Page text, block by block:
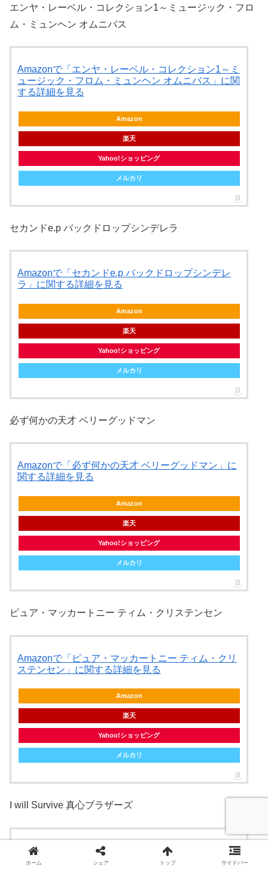
エンヤ・レーベル・コレクション1～ミュージック・フロ
ム・ミュンヘン オムニバス
Amazonで「エンヤ・レーベル・コレクション1～ミ
ュージック・フロム・ミュンヘン オムニバス」に関
する詳細を見る
Amazon
楽天
Yahoo!ショッピング
メルカリ
セカンドe.p バックドロップシンデレラ
Amazonで「セカンドe.p バックドロップシンデレ
ラ」に関する詳細を見る
Amazon
楽天
Yahoo!ショッピング
メルカリ
必ず何かの天才 ベリーグッドマン
Amazonで「必ず何かの天才 ベリーグッドマン」に
関する詳細を見る
Amazon
楽天
Yahoo!ショッピング
メルカリ
ピュア・マッカートニー ティム・クリステンセン
Amazonで「ピュア・マッカートニー ティム・クリ
ステンセン」に関する詳細を見る
Amazon
楽天
Yahoo!ショッピング
メルカリ
I will Survive 真心ブラザーズ
Amazonで「I will Survive 真心ブラザーズ」に関す
る詳細を見る
ホーム シェア トップ サイドバー